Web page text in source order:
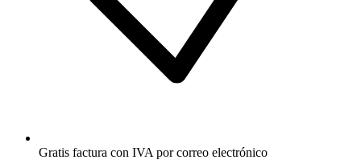
Gratis factura con IVA por correo electrónico